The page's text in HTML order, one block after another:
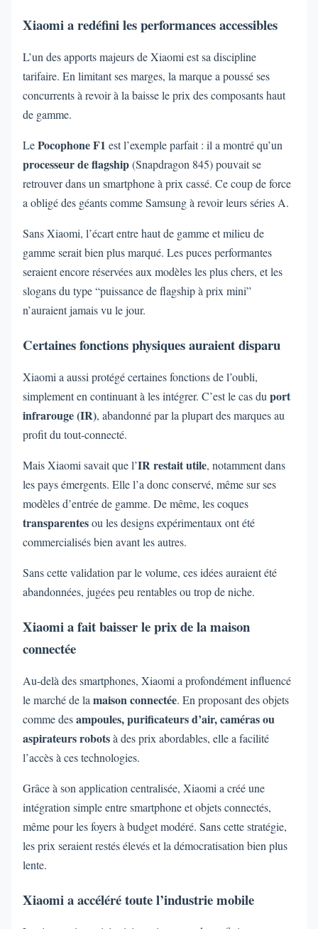
Xiaomi a redéfini les performances accessibles
L’un des apports majeurs de Xiaomi est sa discipline
tarifaire. En limitant ses marges, la marque a poussé ses
concurrents à revoir à la baisse le prix des composants haut
de gamme.
LePocophone F1 est l’exemple parfait : il a montré qu’un
processeur de flagship(Snapdragon 845) pouvait se
retrouver dans un smartphone à prix cassé. Ce coup de force
a obligé des géants comme Samsung à revoir leurs séries A.
Sans Xiaomi, l’écart entre haut de gamme et milieu de
gamme serait bien plus marqué. Les puces performantes
seraient encore réservées aux modèles les plus chers, et les
slogans du type “puissance de flagship à prix mini”
n’auraient jamais vu le jour.
Certaines fonctions physiques auraient disparu
Xiaomi a aussi protégé certaines fonctions de l’oubli,
simplement en continuant à les intégrer. C’est le cas du port
infrarouge (IR), abandonné par la plupart des marques au
profit du tout-connecté.
Mais Xiaomi savait que l’IR restait utile, notamment dans
les pays émergents. Elle l’a donc conservé, même sur ses
modèles d’entrée de gamme. De même, les coques
transparentesou les designs expérimentaux ont été
commercialisés bien avant les autres.
Sans cette validation par le volume, ces idées auraient été
abandonnées, jugées peu rentables ou trop de niche.
Xiaomi a fait baisser le prix de la maison
connectée
Au-delà des smartphones, Xiaomi a profondément influencé
le marché de la maison connectée. En proposant des objets
comme desampoules, purificateurs d’air, caméras ou
aspirateurs robotsà des prix abordables, elle a facilité
l’accès à ces technologies.
Grâce à son application centralisée, Xiaomi a créé une
intégration simple entre smartphone et objets connectés,
même pour les foyers à budget modéré. Sans cette stratégie,
les prix seraient restés élevés et la démocratisation bien plus
lente.
Xiaomi a accéléré toute l’industrie mobile